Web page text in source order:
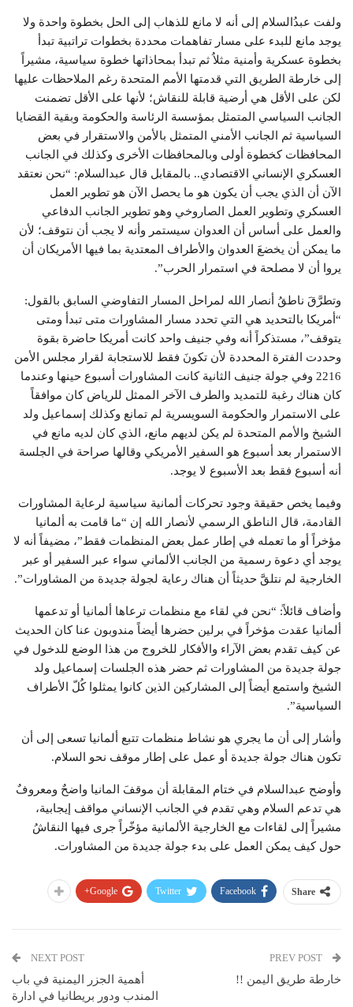
ولفت عبدُالسلام إلى أنه لا مانع للذهاب إلى الحل بخطوة واحدة ولا
يوجد مانع للبدء على مسار تفاهمات محددة بخطوات تراتبية تبدأ
بخطوة عسكرية وأمنية مثلاُ ثم تبدأ بمحاذاتها خطوة سياسية، مشيراً
إلى خارطة الطريق التي قدمتها الأمم المتحدة رغم الملاحظات عليها
لكن على الأقل هي أرضية قابلة للنقاش؛ لأنها على الأقل تضمنت
الجانب السياسي المتمثل بمؤسسة الرئاسة والحكومة وبقية القضايا
السياسية ثم الجانب الأمني المتمثل بالأمن والاستقرار في بعض
المحافظات كخطوة أولى وبالمحافظات الأخرى وكذلك في الجانب
العسكري الإنساني الاقتصادي.. بالمقابل قال عبدالسلام: “نحن نعتقد
الآن أن الذي يجب أن يكون هو ما يحصل الآن هو تطوير العمل
العسكري وتطوير العمل الصاروخي وهو تطوير الجانب الدفاعي
والعمل على أساس أن العدوان سيستمر وأنه لا يجب أن نتوقف؛ لأن
ما يمكن أن يخضعَ العدوان والأطراف المعتدية بما فيها الأمريكان أن
يروا أن لا مصلحة في استمرار الحرب”.
وتطرَّقَ ناطقُ أنصار الله لمراحل المسار التفاوضي السابق بالقول:
“أمريكا بالتحديد هي التي تحدد مسار المشاورات متى تبدأ ومتى
يتوقف”، مستذكراً أنه وفي جنيف واحد كانت أمريكا حاضرة بقوة
وحددت الفترة المحددة لأن تكونَ فقط للاستجابة لقرار مجلس الأمن
2216 وفي جولة جنيف الثانية كانت المشاورات أسبوع حينها وعندما
كان هناك رغبة للتمديد والطرف الآخر الممثل للرياض كان موافقاً
على الاستمرار والحكومة السويسرية لم تمانع وكذلك إسماعيل ولد
الشيخ والأمم المتحدة لم يكن لديهم مانع، الذي كان لديه مانع في
الاستمرار بعد أسبوع هو السفير الأمريكي وقالها صراحة في الجلسة
أنه أسبوع فقط بعد الأسبوع لا يوجد.
وفيما يخص حقيقة وجود تحركات ألمانية سياسية لرعاية المشاورات
القادمة، قال الناطق الرسمي لأنصار الله إن “ما قامت به ألمانيا
مؤخراً أو ما تعمله في إطار عمل بعض المنظمات فقط”، مضيفاً أنه لا
يوجد أي دعوة رسمية من الجانب الألماني سواء عبر السفير أو عبر
الخارجية لم نتلقَّ حديثاً أن هناك رعاية لجولة جديدة من المشاورات”.
وأضاف قائلاً: “نحن في لقاء مع منظمات ترعاها ألمانيا أو تدعمها
ألمانيا عقدت مؤخراً في برلين حضرها أيضاً مندوبون عنا كان الحديث
عن كيف تقدم بعض الآراء والأفكار للخروج من هذا الوضع للدخول في
جولة جديدة من المشاورات ثم حضر هذه الجلسات إسماعيل ولد
الشيخ واستمع أيضاً إلى المشاركين الذين كانوا يمثلوا كُلّ الأطراف
السياسية”.
وأشار إلى أن ما يجري هو نشاط منظمات تتبع ألمانيا تسعى إلى أن
تكون هناك جولة جديدة أو عمل على إطار موقف نحو السلام.
وأوضح عبدالسلام في ختام المقابلة أن موقفَ المانيا واضحٌ ومعروفٌ
هي تدعم السلام وهي تقدم في الجانب الإنساني مواقف إيجابية،
مشيراً إلى لقاءات مع الخارجية الألمانية مؤخّراً جرى فيها النقاشُ
حول كيف يمكن العمل على بدء جولة جديدة من المشاورات.
Share
Facebook
Twitter
Google+
خارطة طريق اليمن !!
NEXT POST
أهمية الجزر اليمنية في باب
المندب ودور بريطانيا في ادارة